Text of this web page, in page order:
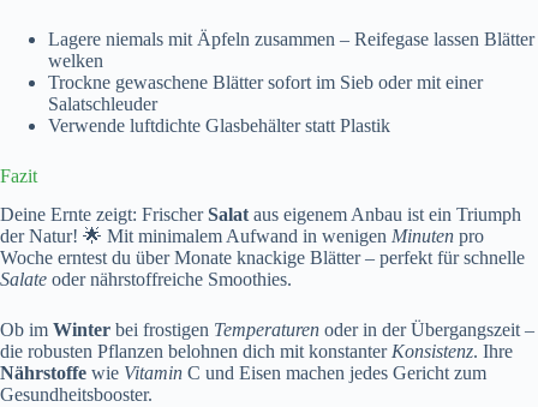
Lagere niemals mit Äpfeln zusammen – Reifegase lassen Blätter
welken
Trockne gewaschene Blätter sofort im Sieb oder mit einer
Salatschleuder
Verwende luftdichte Glasbehälter statt Plastik
Fazit
Deine Ernte zeigt: FrischerSalataus eigenem Anbau ist ein Triumph
der Natur! 🌟 Mit minimalem Aufwand in wenigen Minuten pro
Woche erntest du über Monate knackige Blätter – perfekt für schnelle
Salate oder nährstoffreiche Smoothies.
Ob im Winter bei frostigen Temperaturen oder in der Übergangszeit –
die robusten Pflanzen belohnen dich mit konstanterKonsistenz. Ihre
Nährstoffe wie Vitamin C und Eisen machen jedes Gericht zum
Gesundheitsbooster.